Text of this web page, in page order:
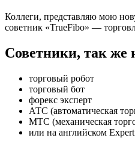
Коллеги, представляю мою
советник «TrueFibo» —
Советники, так же
торговый робот
торговый бот
форекс эксперт
АТС (автоматическая
МТС (механическая
или на английском